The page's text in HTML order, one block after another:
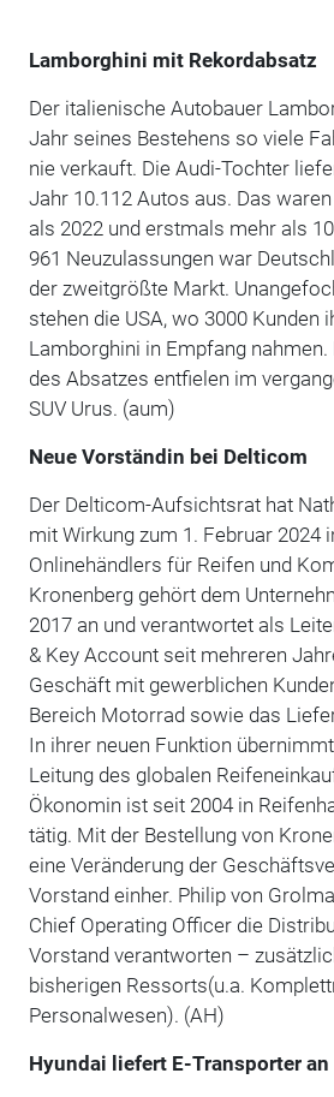
Lamborghini mit Rekordabsatz
Der italienische Autobauer
Jahr seines Bestehens so viele
nie verkauft. Die Audi-Tochter
Jahr 10.112 Autos aus. Das
als 2022 und erstmals mehr als
961 Neuzulassungen war
der zweitgrößte Markt.
stehen die USA, wo 3000 Kunden
Lamborghini in Empfang
des Absatzes entfielen im
SUV Urus. (aum)
Neue Vorständin bei Delticom
Der Delticom-Aufsichtsrat hat
mit Wirkung zum 1. Februar 2024
Onlinehändlers für Reifen und
Kronenberg gehört dem
2017 an und verantwortet als
& Key Account seit mehreren
Geschäft mit gewerblichen
Bereich Motorrad sowie das
In ihrer neuen Funktion
Leitung des globalen
Ökonomin ist seit 2004 in
tätig. Mit der Bestellung von
eine Veränderung der
Vorstand einher. Philip von
Chief Operating Officer die
Vorstand verantworten –
bisherigen Ressorts(u.a.
Personalwesen). (AH)
Hyundai liefert E-Transporter an